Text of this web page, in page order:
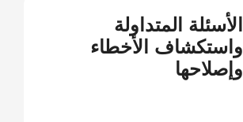
الأسئلة المتداولة
واستكشاف الأخطاء
وإصلاحها